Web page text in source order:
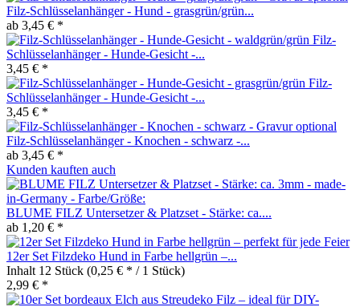
Filz-Schlüsselanhänger - Hund - grasgrün/grün...
ab 3,45 € *
Filz-
Schlüsselanhänger - Hunde-Gesicht -...
3,45 € *
Filz-
Schlüsselanhänger - Hunde-Gesicht -...
3,45 € *
Filz-Schlüsselanhänger - Knochen - schwarz -...
ab 3,45 € *
Kunden kauften auch
BLUME FILZ Untersetzer & Platzset - Stärke: ca....
ab 1,20 € *
12er Set Filzdeko Hund in Farbe hellgrün –...
Inhalt 12 Stück (0,25 € * / 1 Stück)
2,99 € *